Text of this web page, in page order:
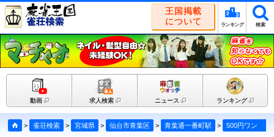
王国掲載
について
ランキング 検索
動画 求人検索 ニュース ランキング
> 雀荘検索 > 宮城県 > 仙台市青葉区 > 青葉通一番町駅 > 500円ワンコインセット麻雀わんわん